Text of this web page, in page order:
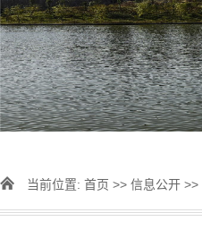
当前位置: 首页 >> 信息公开 >>